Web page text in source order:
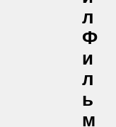
Л
Ф
И
Л
Ь
М